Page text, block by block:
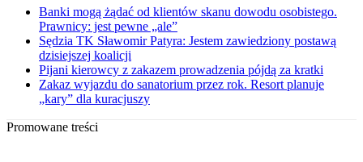
Banki mogą żądać od klientów skanu dowodu osobistego.
Prawnicy: jest pewne „ale”
Sędzia TK Sławomir Patyra: Jestem zawiedziony postawą
dzisiejszej koalicji
Pijani kierowcy z zakazem prowadzenia pójdą za kratki
Zakaz wyjazdu do sanatorium przez rok. Resort planuje
„kary” dla kuracjuszy
Promowane treści